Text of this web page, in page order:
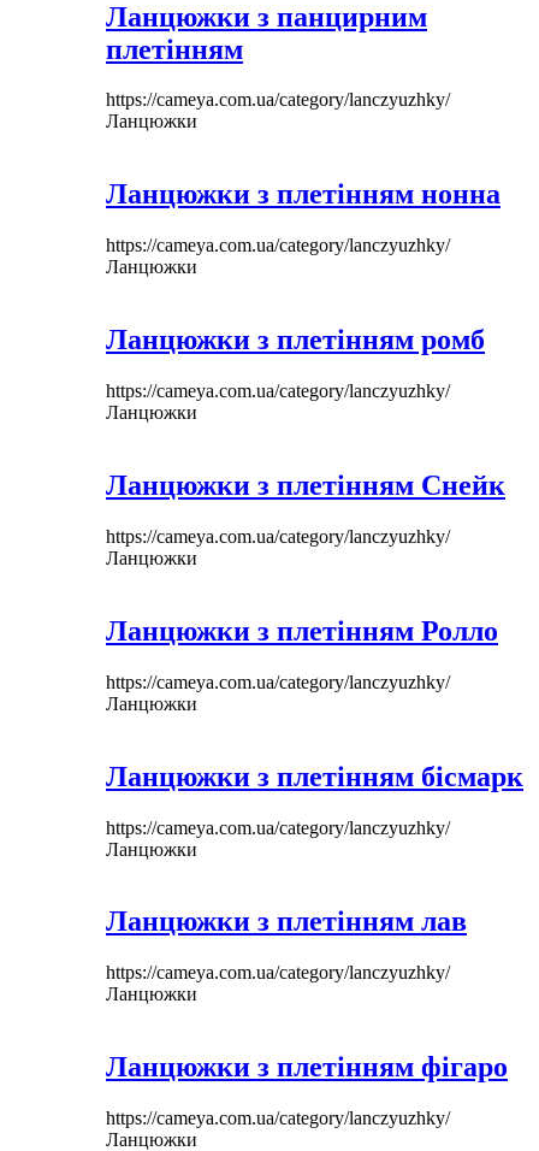
Ланцюжки з панцирним
плетінням
https://cameya.com.ua/category/lanczyuzhky/
Ланцюжки
Ланцюжки з плетінням нонна
https://cameya.com.ua/category/lanczyuzhky/
Ланцюжки
Ланцюжки з плетінням ромб
https://cameya.com.ua/category/lanczyuzhky/
Ланцюжки
Ланцюжки з плетінням Снейк
https://cameya.com.ua/category/lanczyuzhky/
Ланцюжки
Ланцюжки з плетінням Ролло
https://cameya.com.ua/category/lanczyuzhky/
Ланцюжки
Ланцюжки з плетінням бісмарк
https://cameya.com.ua/category/lanczyuzhky/
Ланцюжки
Ланцюжки з плетінням лав
https://cameya.com.ua/category/lanczyuzhky/
Ланцюжки
Ланцюжки з плетінням фігаро
https://cameya.com.ua/category/lanczyuzhky/
Ланцюжки